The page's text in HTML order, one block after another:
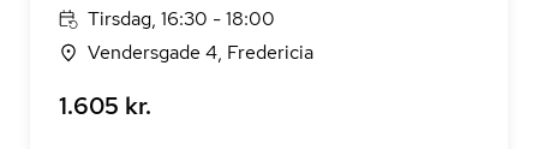
Tirsdag, 16:30 - 18:00
Vendersgade 4, Fredericia
1.605 kr.